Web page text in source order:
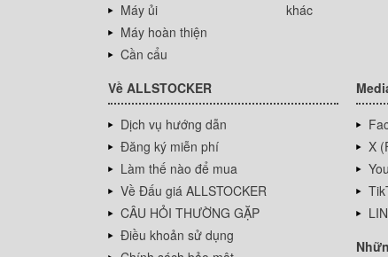
Máy ủi
Máy hoàn thiện
Cần cẩu
khác
Về ALLSTOCKER
Dịch vụ hướng dẫn
Đăng ký miễn phí
Làm thế nào để mua
Về Đấu giá ALLSTOCKER
CÂU HỎI THƯỜNG GẶP
Điều khoản sử dụng
X